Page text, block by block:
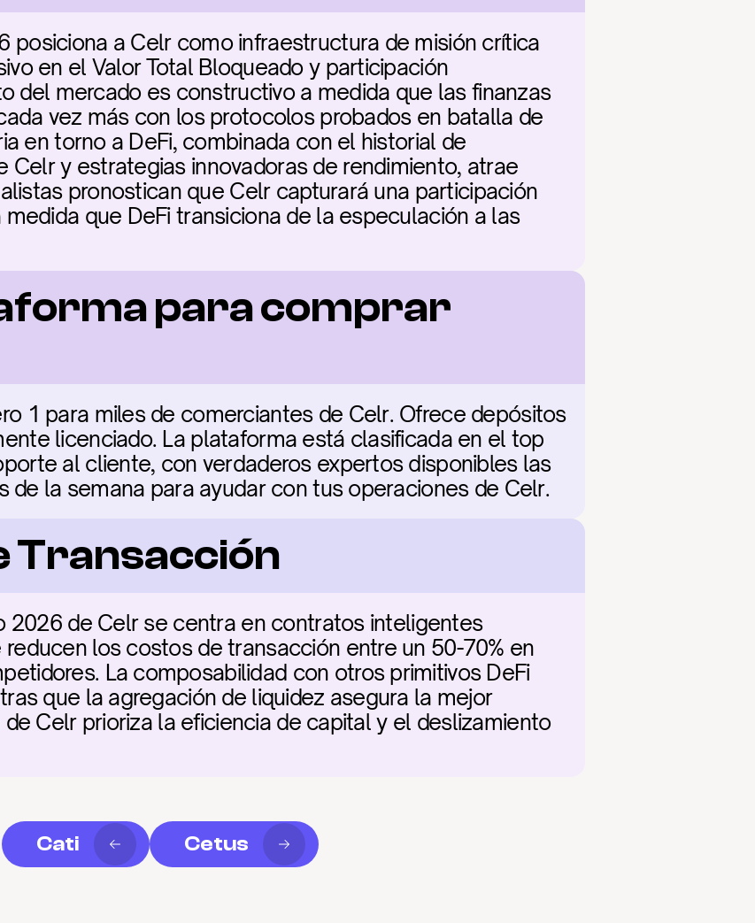
posiciona a Celr como infraestructura de misión crítica
en el Valor Total Bloqueado y participación
del mercado es constructivo a medida que las finanzas
vez más con los protocolos probados en batalla de
en torno a DeFi, combinada con el historial de
Celr y estrategias innovadoras de rendimiento, atrae
pronostican que Celr capturará una participación
que DeFi transiciona de la especulación a las
para comprar
1 para miles de comerciantes de Celr. Ofrece depósitos
licenciado. La plataforma está clasificada en el top
al cliente, con verdaderos expertos disponibles las
de la semana para ayudar con tus operaciones de Celr.
Transacción
2026 de Celr se centra en contratos inteligentes
los costos de transacción entre un 50-70% en
La composabilidad con otros primitivos DeFi
que la agregación de liquidez asegura la mejor
Celr prioriza la eficiencia de capital y el deslizamiento
Cati Cetus